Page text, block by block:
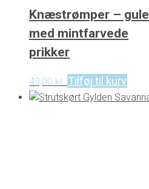
Knæstrømper – gule
med mintfarvede
prikker
49,00 kr. Tilføj til kurv